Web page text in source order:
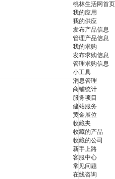
桃林生活网首页
我的应用
我的供应
发布产品信息
管理产品信息
我的求购
发布求购信息
管理求购信息
小工具
消息管理
商铺统计
服务项目
建站服务
黄金展位
收藏夹
收藏的产品
收藏的公司
新手上路
客服中心
常见问题
在线咨询